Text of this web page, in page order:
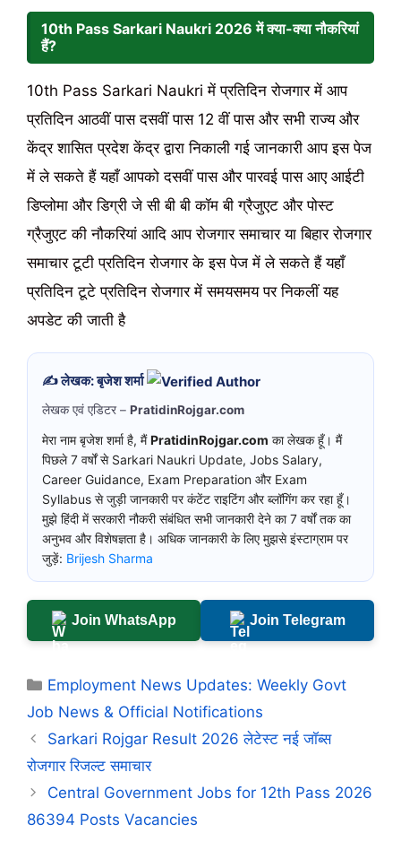
10th Pass Sarkari Naukri 2026 में क्या-क्या नौकरियां
हैं?
10th Pass Sarkari Naukri में प्रतिदिन रोजगार में आप
प्रतिदिन आठवीं पास दसवीं पास 12 वीं पास और सभी राज्य और
केंद्र शासित प्रदेश केंद्र द्वारा निकाली गई जानकारी आप इस पेज
में ले सकते हैं यहाँ आपको दसवीं पास और पारवई पास आए आईटी
डिप्लोमा और डिग्री जे सी बी बी कॉम बी ग्रैजुएट और पोस्ट
ग्रैजुएट की नौकरियां आदि आप रोजगार समाचार या बिहार रोजगार
समाचार टूटी प्रतिदिन रोजगार के इस पेज में ले सकते हैं यहाँ
प्रतिदिन टूटे प्रतिदिन रोजगार में समयसमय पर निकलीं यह
अपडेट की जाती है
✍️ लेखक: बृजेश शर्मा
लेखक एवं एडिटर – PratidinRojgar.com
मेरा नाम बृजेश शर्मा है, मैंPratidinRojgar.com का लेखक हूँ। मैं
पिछले 7 वर्षों से Sarkari Naukri Update, Jobs Salary,
Career Guidance, Exam Preparation और Exam
Syllabus से जुड़ी जानकारी पर कंटेंट राइटिंग और ब्लॉगिंग कर रहा हूँ।
मुझे हिंदी में सरकारी नौकरी संबंधित सभी जानकारी देने का 7 वर्षों तक का
अनुभव और विशेषज्ञता है। अधिक जानकारी के लिए मुझसे इंस्टाग्राम पर
जुड़ें: Brijesh Sharma
Join WhatsApp Join Telegram
Categories
Employment News Updates: Weekly Govt
Job News & Official Notifications
Sarkari Rojgar Result 2026 लेटेस्ट नई जॉब्स
रोजगार रिजल्ट समाचार
Central Government Jobs for 12th Pass 2026
86394 Posts Vacancies